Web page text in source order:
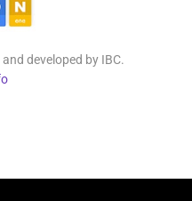
developed by IBC.